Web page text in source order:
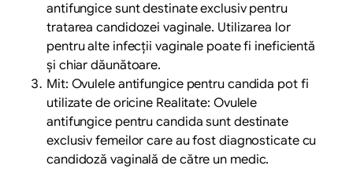
antifungice sunt destinate exclusiv pentru
tratarea candidozei vaginale. Utilizarea lor
pentru alte infecții vaginale poate fi ineficientă
și chiar dăunătoare.
Mit: Ovulele antifungice pentru candida pot fi
utilizate de oricine Realitate: Ovulele
antifungice pentru candida sunt destinate
exclusiv femeilor care au fost diagnosticate cu
candidoză vaginală de către un medic.